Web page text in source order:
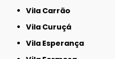
Vila Carrão
Vila Curuçá
Vila Esperança